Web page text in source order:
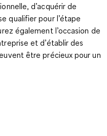
d’acquérir de
qualifier pour l’étape
également l’occasion de
etd’établir des
être précieux pour un